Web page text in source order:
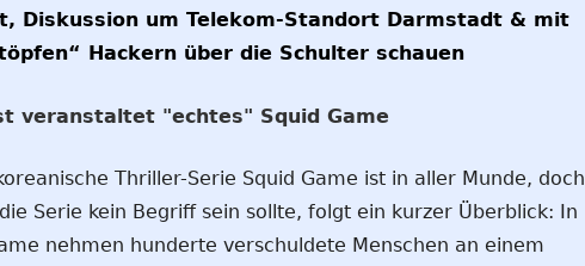
Diskussion um Telekom-Standort Darmstadt & mit
Hackern über die Schulter schauen
veranstaltet "echtes" Squid Game
Thriller-Serie Squid Game ist in aller Munde, doch
Serie kein Begriff sein sollte, folgt ein kurzer Überblick: In
nehmen hunderte verschuldete Menschen an einem